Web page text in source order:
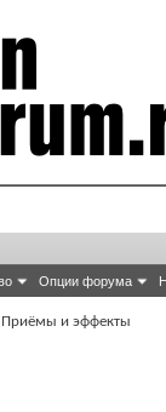
Опции форума
Приёмы и эффекты